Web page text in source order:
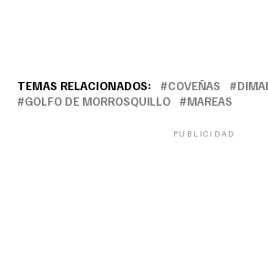
TEMAS RELACIONADOS: COVEÑAS
GOLFO DE MORROSQUILLO
MAREAS
PUBLICIDAD